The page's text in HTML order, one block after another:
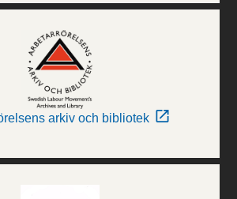
arkiv och bibliotek